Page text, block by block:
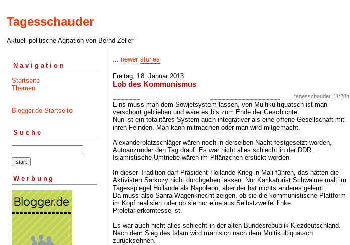
Tagesschauder
Aktuell-politische Agitation von Bernd Zeller
Navigation
Startseite
Themen
Blogger.de Startseite
Suche
Werbung
... newer stories
Freitag, 18. Januar 2013
Lob des Kommunismus
tagesschauder, 11:28h
Eins muss man dem Sowjetsystem lassen, von Multikultiquatsch ist man
verschont geblieben und wäre es bis zum Ende der Geschichte.
Nun ist ein totalitäres System auch integrativer als eine offene Gesellschaft mit
ihren Feinden. Man kann mitmachen oder man wird mitgemacht.
Alexanderplatzschläger wären noch in derselben Nacht festgesetzt worden,
Autoanzünder den Tag drauf. Es war nicht alles schlecht in der DDR.
Islamistische Umtriebe wären im Pflänzchen erstickt worden.
In dieser Tradition darf Präsident Hollande Krieg in Mali führen, das hätten die
Aktivisten Sarkozy nicht durchgehen lassen. Nur Karikaturist Schwalme malt im
Tagesspiegel Hollande als Napoleon, aber der hat nichts anderes gelernt.
Da muss also Sahra Wagenknecht zeigen, ob sie die kommunistische Plattform
im Kopf realisiert oder ob sie nur eine aus Selbstzweifel linke
Proletarierkomtesse ist.
Es war auch nicht alles schlecht in der alten Bundesrepublik Kiezdeutschland.
Nach dem Sieg des Islam wird man sich nach dem Multikultiquatsch
zurücksehnen.